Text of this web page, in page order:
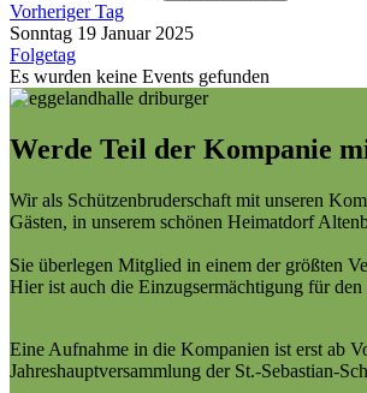
Vorheriger Tag
Sonntag 19 Januar 2025
Folgetag
Es wurden keine Events gefunden
Werde Teil der Kompanie
Wir als Schützenbruderschaft mit unseren
Gästen, in unserem schönen Heimatdorf
Sie überlegen Mitglied in einem der größten
Hier ist auch die Einzugsermächtigung für
Eine Aufnahme in die Kompanien ist erst ab
Jahreshauptversammlung der St.-Sebastian-